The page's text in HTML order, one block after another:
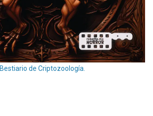
Bestiario de Criptozoología.